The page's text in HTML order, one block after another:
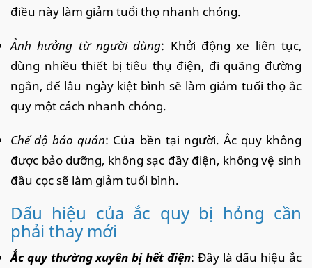
điều này làm giảm tuổi thọ nhanh chóng.
Ảnh hưởng từ người dùng: Khởi động xe liên tục,
dùng nhiều thiết bị tiêu thụ điện, đi quãng đường
ngắn, để lâu ngày kiệt bình sẽ làm giảm tuổi thọ ắc
quy một cách nhanh chóng.
Chế độ bảo quản: Của bền tại người. Ắc quy không
được bảo dưỡng, không sạc đầy điện, không vệ sinh
đầu cọc sẽ làm giảm tuổi bình.
Dấu hiệu của ắc quy bị hỏng cần
phải thay mới
Ắc quy thường xuyên bị hết điện: Đây là dấu hiệu ắc